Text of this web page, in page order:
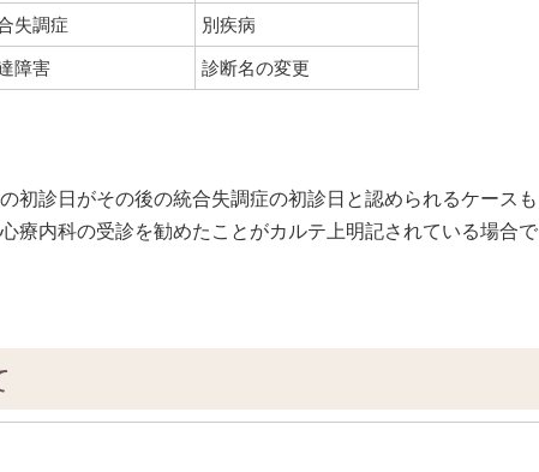
失調症 別疾病
障害 診断名の変更
初診日がその後の統合失調症の初診日と認められるケースも
療内科の受診を勧めたことがカルテ上明記されている場合で